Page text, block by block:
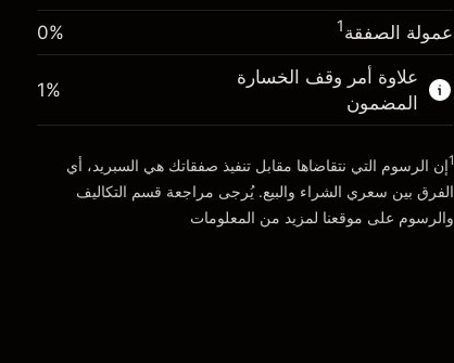
الذهاب إلى المنصة
الذهاب إلى المنصة
عمولة الصفقة1
0%
علاوة أمر وقف الخسارة
المضمون
1%
1إن الرسوم التي نتقاضاها مقابل تنفيذ صفقاتك هي السبريد، أي
الفرق بين سعري الشراء والبيع. يُرجى مراجعة قسم التكاليف
والرسوم على موقعنا لمزيد من المعلومات